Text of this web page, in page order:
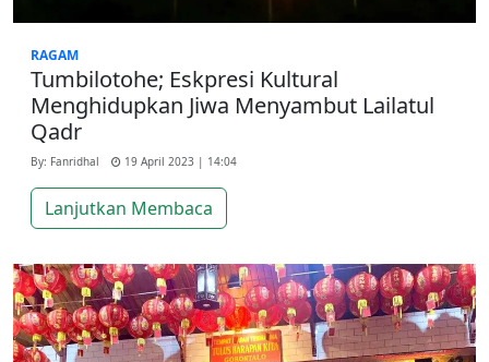
RAGAM
Tumbilotohe; Eskpresi Kultural
Menghidupkan Jiwa Menyambut Lailatul
Qadr
By: Fanridhal 19 April 2023 | 14:04
Lanjutkan Membaca